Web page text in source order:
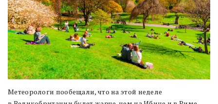
Метеорологи пообещали, что на этой неделе